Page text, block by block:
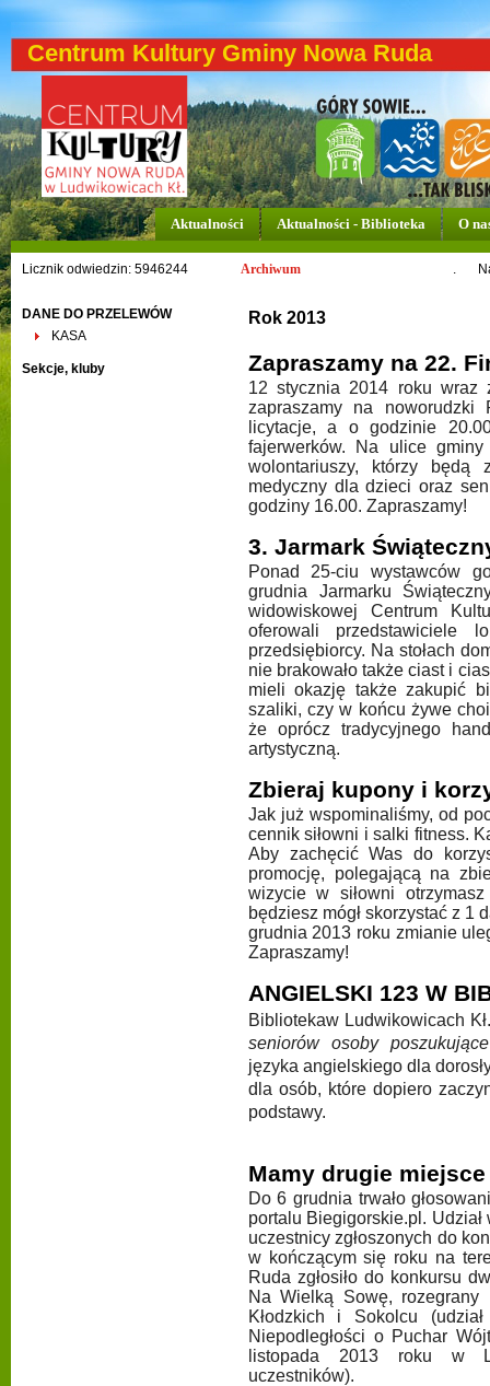
Centrum Kultury Gminy Nowa Ruda
Aktualności Aktualności - Biblioteka O
Licznik odwiedzin: 5946244 .
Archiwum
DANE DO PRZELEWÓW
KASA
Sekcje, kluby
Rok 2013
Zapraszamy na 22.
12 stycznia 2014 roku wraz
zapraszamy na
licytacje, a o godzinie
fajerwerków. Na ulice
wolontariuszy, którzy będą
medyczny dla dzieci oraz
godziny 16.00. Zapraszamy!
3. Jarmark
Ponad 25-ciu wystawców
grudnia Jarmarku
widowiskowej Centrum
oferowali przedstawiciele
przedsiębiorcy. Na stołach
nie brakowało także ciast i
mieli okazję także zakupić
szaliki, czy w końcu żywe
że oprócz tradycyjnego
artystyczną.
Zbieraj kupony i
Jak już wspominaliśmy, od
cennik siłowni i salki fitness.
Aby zachęcić Was do
promocję, polegającą na
wizycie w siłowni
będziesz mógł skorzystać z 1
grudnia 2013 roku zmianie
Zapraszamy!
ANGIELSKI 123 W
Bibliotekaw Ludwikowicach
seniorów osoby
języka angielskiego dla
dla osób, które dopiero
podstawy.
Mamy drugie
Do 6 grudnia trwało
portalu Biegigorskie.pl.
uczestnicy zgłoszonych do
w kończącym się roku na
Ruda zgłosiło do konkursu
Na Wielką Sowę,
Kłodzkich i Sokolcu
Niepodległości o Puchar
listopada 2013 roku w
uczestników).